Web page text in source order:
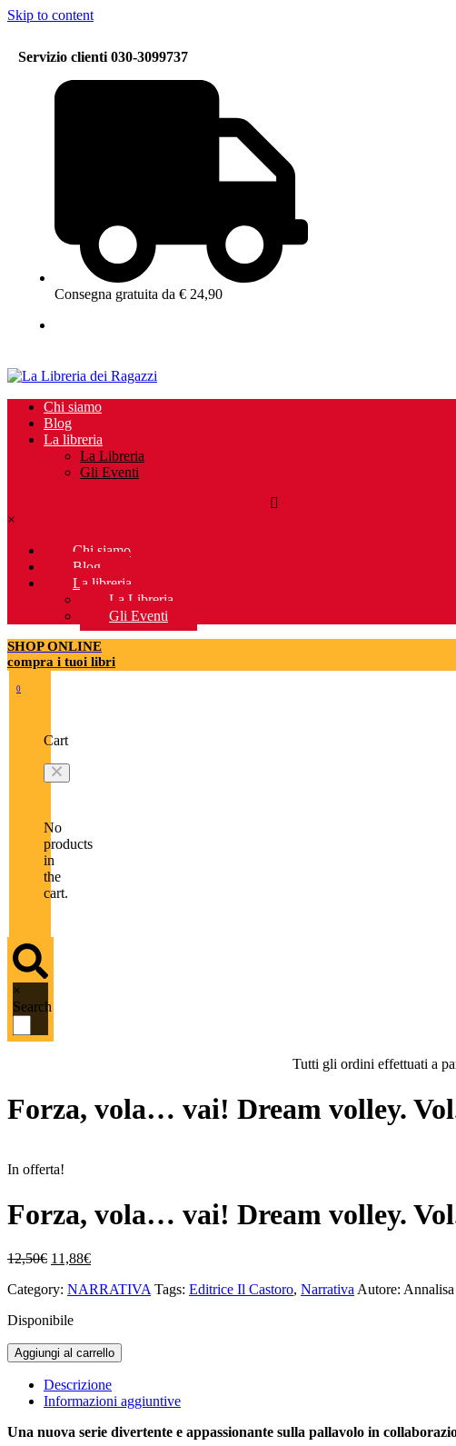
Skip to content
Servizio clienti 030-3099737
Consegna gratuita da € 24,90
Chi siamo
Blog
La libreria
La Libreria
Gli Eventi
×
Chi siamo
Blog
La libreria
La Libreria
Gli Eventi
SHOP ONLINE
compra i tuoi libri
0
Cart
No
products
in
the
cart.
×
Search
Tutti gli ordini effettuati a
Forza, vola… vai! Dream volley.
In offerta!
Forza, vola… vai! Dream volley.
12,50€ Il
originale
12,50€.
11,88€Il
attuale
Category: NARRATIVA Tags: Editrice Il Castoro, Narrativa Autore:
Disponibile
Forza,
vola...
Dream
Vol.
Aggiungi al carrello
Descrizione
Informazioni aggiuntive
Una nuova serie divertente e appassionante sulla pallavolo in